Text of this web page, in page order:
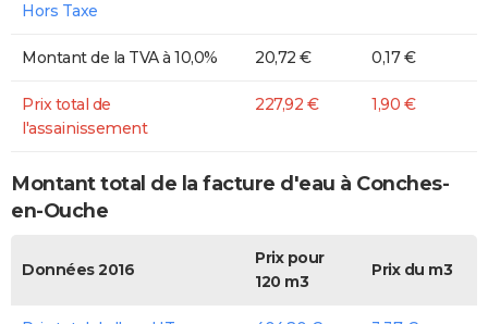
Hors Taxe
Montant de la TVA à 10,0% 20,72 € 0,17 €
Prix total de
l'assainissement
227,92 € 1,90 €
Montant total de la facture d'eau à Conches-
en-Ouche
Données 2016
Prix pour
120 m3
Prix du m3